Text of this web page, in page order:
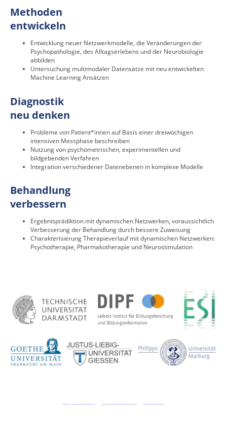
Methoden
entwickeln
Entwicklung neuer Netzwerkmodelle, die Veränderungen der
Psychopathologie, des Alltagserlebens und der Neurobiologie
abbilden
Untersuchung multimodaler Datensätze mit neu entwickelten
Machine Learning Ansätzen
Diagnostik
neu denken
Probleme von Patient*innen auf Basis einer dreiwöchigen
intensiven Messphase beschreiben
Nutzung von psychometrischen, experimentellen und
bildgebenden Verfahren
Integration verschiedener Datenebenen in komplexe Modelle
Behandlung
verbessern
Ergebnisprädiktion mit dynamischen Netzwerken, voraussichtlich
Verbesserung der Behandlung durch bessere Zuweisung
Charakterisierung Therapieverlauf mit dynamischen Netzwerken:
Psychotherapie, Pharmakotherapie und Neurostimulation